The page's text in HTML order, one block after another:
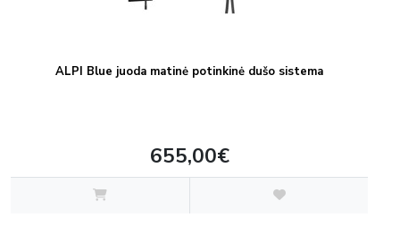
ALPI Blue juoda matinė potinkinė dušo sistema
655,00€